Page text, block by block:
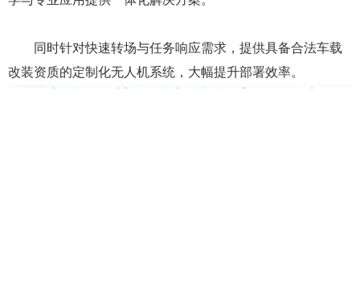
主研发的无人机飞控管理平台，为客户提供“一站式”解决方案
2021年，在浙江省应急管理厅指导下，发起成立浙江天
之翼无人机应急救援队，积极参与社会救援、应急演练及无